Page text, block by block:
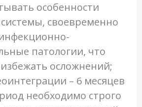
особенности
своевременно
патологии, что
осложнений;
– 6 месяцев
необходимо строго